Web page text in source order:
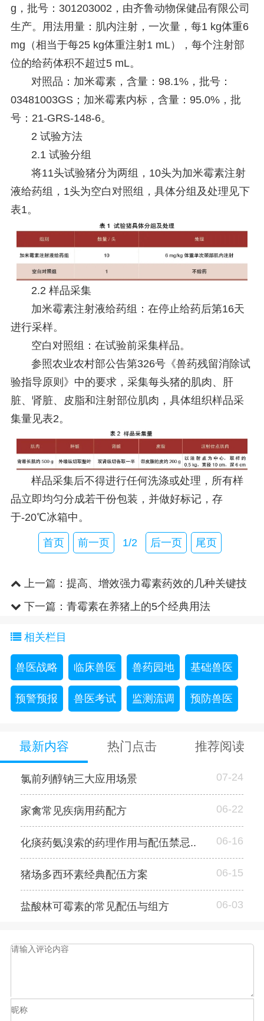
g，批号：301203002，由齐鲁动物保健品有限公司
生产。用法用量：肌内注射，一次量，每1 kg体重6
mg（相当于每25 kg体重注射1 mL），每个注射部
位的给药体积不超过5 mL。
对照品：加米霉素，含量：98.1%，批号：
03481003GS；加米霉素内标，含量：95.0%，批
号：21-GRS-148-6。
2试验方法
2.1 试验分组
将11头试验猪分为两组，10头为加米霉素注射
液给药组，1头为空白对照组，具体分组及处理见下
表1。
2.2 样品采集
加米霉素注射液给药组：在停止给药后第16天
进行采样。
空白对照组：在试验前采集样品。
参照农业农村部公告第326号《兽药残留消除试
验指导原则》中的要求，采集每头猪的肌肉、肝
脏、肾脏、皮脂和注射部位肌肉，具体组织样品采
集量见表2。
样品采集后不得进行任何洗涤或处理，所有样
品立即均匀分成若干份包装，并做好标记，存
于-20℃冰箱中。
首页 前一页 1/2 后一页 尾页
上一篇： 提高、增效强力霉素药效的几种关键技
术路径下一篇： 青霉素在养猪上的5个经典用法
相关栏目
兽医战略 临床兽医 兽药园地 基础兽医
预警预报 兽医考试 监测流调 预防兽医
最新内容 热门点击 推荐阅读
氯前列醇钠三大应用场景 07-24
家禽常见疾病用药配方 06-22
化痰药氨溴索的药理作用与配伍禁忌.. 06-16
猪场多西环素经典配伍方案 06-15
盐酸林可霉素的常见配伍与组方 06-03